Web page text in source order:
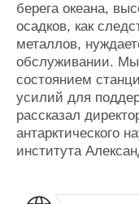
берега океана,
осадков, как
металлов,
обслуживании.
состоянием
усилий для
рассказал
антарктического
института